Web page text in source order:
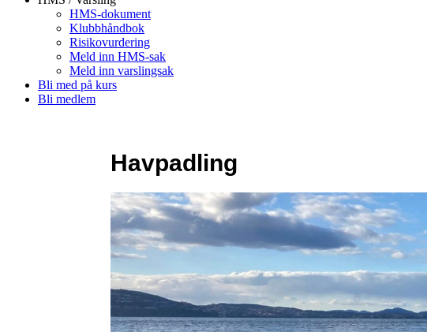
HMS-dokument
Klubbhåndbok
Risikovurdering
Meld inn HMS-sak
Meld inn varslingsak
Bli med på kurs
Bli medlem
Havpadling